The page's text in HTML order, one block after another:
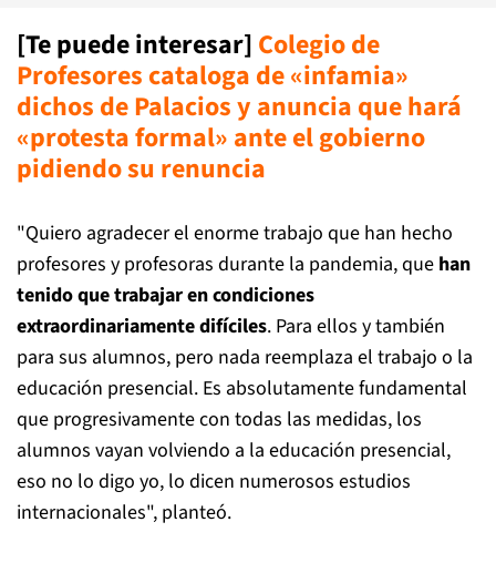
[Te puede interesar] Colegio de
Profesores cataloga de «infamia»
dichos de Palacios y anuncia que hará
«protesta formal» ante el gobierno
pidiendo su renuncia
"Quiero agradecer el enorme trabajo que han hecho
profesores y profesoras durante la pandemia, que han
tenido que trabajar en condiciones
extraordinariamente difíciles. Para ellos y también
para sus alumnos, pero nada reemplaza el trabajo o la
educación presencial. Es absolutamente fundamental
que progresivamente con todas las medidas, los
alumnos vayan volviendo a la educación presencial,
eso no lo digo yo, lo dicen numerosos estudios
internacionales", planteó.